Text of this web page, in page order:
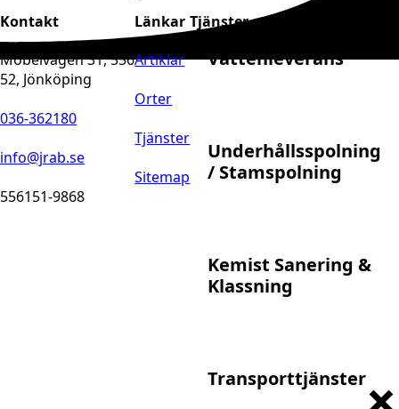
Kontakt
Möbelvägen 31, 556
52, Jönköping
036-362180
info@jrab.se
556151-9868
Länkar
Artiklar
Orter
Tjänster
Sitemap
Tjänster
Vattenleverans
Underhållsspolning
/ Stamspolning
Kemist Sanering &
Klassning
Transporttjänster